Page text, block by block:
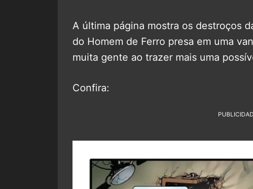
A última página mostra os destroços
do Homem de Ferro presa em uma
muita gente ao trazer mais uma
Confira: